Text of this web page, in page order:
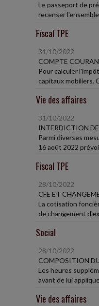
Le passeport de
recenser
Fiscal TPE
31/10/2022
COMPTE
Pour calculer
capitaux mobiliers.
Vie des affaires
31/10/2022
INTERDICTION
Parmi diverses
16 août 2022
Fiscal TPE
28/10/2022
CFE ET
La cotisation
de changement
Social
28/10/2022
COMPOSITION DU
Les heures
avant de lui
Vie des affaires